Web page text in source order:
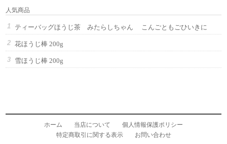
人気商品
ティーバッグほうじ茶 みたらしちゃん こんごともごひいきに
花ほうじ棒 200g
雪ほうじ棒 200g
ホーム 当店について
個人情報保護ポリシー
特定商取引に関する表示
お問い合わせ